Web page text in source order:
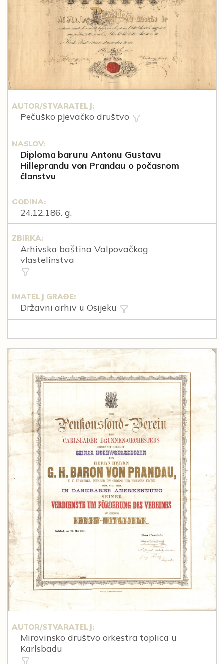
AUTOR/STVARATELJ:
Pečuško pjevačko društvo
NASLOV:
Diploma barunu Antonu Gustavu
Hilleprandu von Prandau o počasnom
članstvu
GODINA:
24.12.186. g.
ZBIRKA:
Arhivska baština Valpovačkog
vlastelinstva
IMATELJ GRAĐE:
Državni arhiv u Osijeku
AUTOR/STVARATELJ:
Mirovinsko društvo orkestra toplica u
Karlsbadu